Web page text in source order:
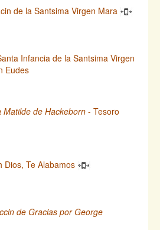
de la Santsima Virgen Mara
Infancia de la Santsima Virgen
Eudes
Matilde de Hackeborn - Tesoro
Dios, Te Alabamos
de Gracias por George